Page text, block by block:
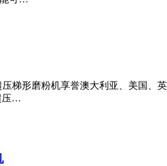
梯形磨粉机享誉澳大利亚、美国、
压…